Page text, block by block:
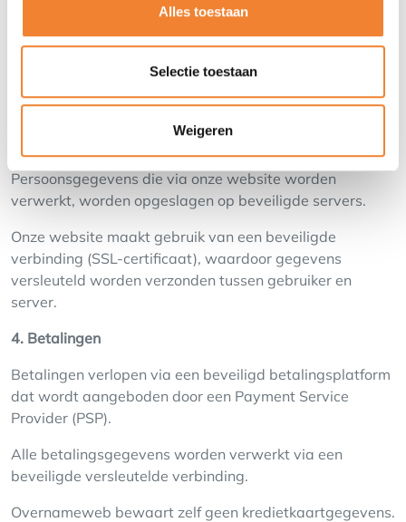
Alles toestaan
Selectie toestaan
Weigeren
toestemming om dergelijke e-mails te ontvangen.
uitschrijflink onderaan deze berichten.
3. Hoe beveiligen wij jouw gegevens?
Persoonsgegevens die via onze website worden
verwerkt, worden opgeslagen op beveiligde servers.
Onze website maakt gebruik van een beveiligde
verbinding (SSL-certificaat), waardoor gegevens
versleuteld worden verzonden tussen gebruiker en
server.
4. Betalingen
Betalingen verlopen via een beveiligd betalingsplatform
dat wordt aangeboden door een Payment Service
Provider (PSP).
Alle betalingsgegevens worden verwerkt via een
beveiligde versleutelde verbinding.
Overnameweb bewaart zelf geen kredietkaartgegevens.